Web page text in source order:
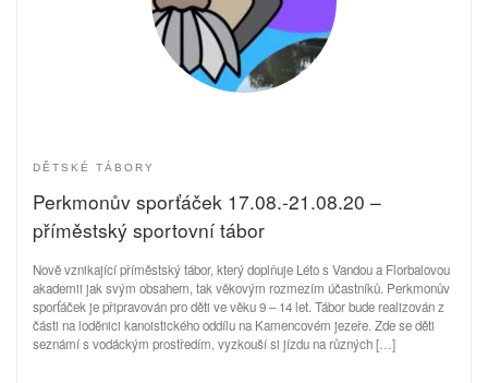
DĚTSKÉ TÁBORY
Perkmonův sporťáček 17.08.-21.08.20 –
příměstský sportovní tábor
Nově vznikající příměstský tábor, který doplňuje Léto s Vandou a Florbalovou
akademii jak svým obsahem, tak věkovým rozmezím účastníků. Perkmonův
sporťáček je připravován pro děti ve věku 9 – 14 let. Tábor bude realizován z
části na loděnici kanoistického oddílu na Kamencovém jezeře. Zde se děti
seznámí s vodáckým prostředím, vyzkouší si jízdu na různých […]